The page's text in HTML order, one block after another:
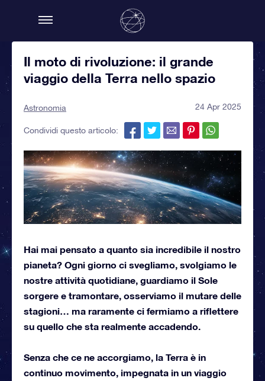
Il moto di rivoluzione: il grande
viaggio della Terra nello spazio
Astronomia 24 Apr 2025
Condividi questo articolo:
Hai mai pensato a quanto sia incredibile il nostro
pianeta? Ogni giorno ci svegliamo, svolgiamo le
nostre attività quotidiane, guardiamo il Sole
sorgere e tramontare, osserviamo il mutare delle
stagioni… ma raramente ci fermiamo a riflettere
su quello che sta realmente accadendo.
Senza che ce ne accorgiamo, la Terra è in
continuo movimento, impegnata in un viaggio